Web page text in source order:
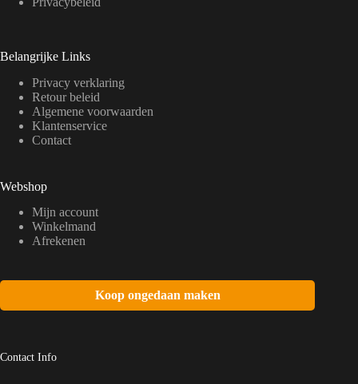
Belangrijke Links
Privacy verklaring
Retour beleid
Algemene voorwaarden
Klantenservice
Contact
Webshop
Mijn account
Winkelmand
Afrekenen
Koop ongedaan maken
Contact Info